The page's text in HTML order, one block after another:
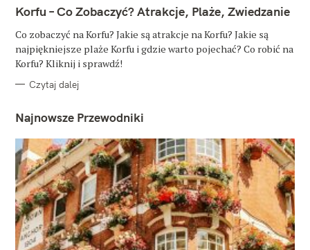
T
E
O
R
I
Korfu – Co Zobaczyć? Atrakcje, Plaże, Zwiedzanie
Co zobaczyć na Korfu? Jakie są atrakcje na Korfu? Jakie są
najpiękniejsze plaże Korfu i gdzie warto pojechać? Co robić na
Korfu? Kliknij i sprawdź!
Czytaj dalej
Najnowsze Przewodniki